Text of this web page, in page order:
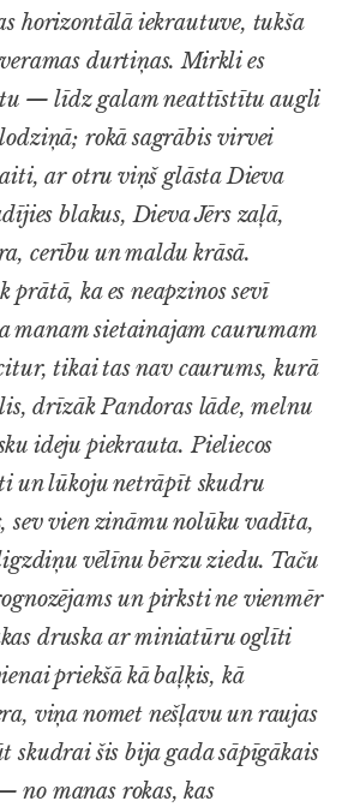
horizontālā iekrautuve, tukša
durtiņas. Mirkli es
— līdz galam neattīstītu augli
rokā sagrābis virvei
ar otru viņš glāsta Dieva
blakus, Dieva Jērs zaļā,
cerību un maldu krāsā.
prātā, ka es neapzinos sevī
manam sietainajam caurumam
tikai tas nav caurums, kurā
drīzāk Pandoras lāde, melnu
ideju piekrauta. Pieliecos
un lūkoju netrāpīt skudru
sev vien zināmu nolūku vadīta,
vēlīnu bērzu ziedu. Taču
un pirksti ne vienmēr
druska ar miniatūru oglīti
priekšā kā baļķis, kā
viņa nomet nešļavu un raujas
skudrai šis bija gada sāpīgākais
no manas rokas, kas